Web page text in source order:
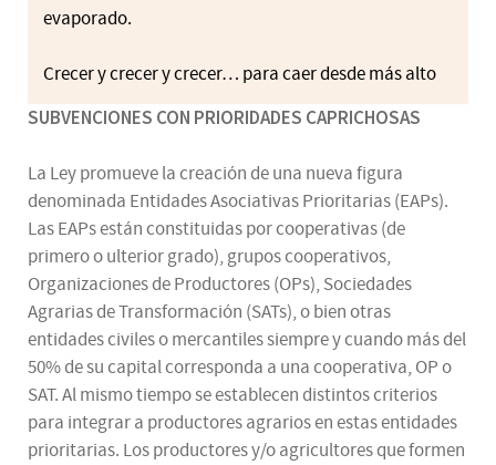
evaporado.
Crecer y crecer y crecer… para caer desde más alto
SUBVENCIONES CON PRIORIDADES CAPRICHOSAS
La Ley promueve la creación de una nueva figura
denominada Entidades Asociativas Prioritarias (EAPs).
Las EAPs están constituidas por cooperativas (de
primero o ulterior grado), grupos cooperativos,
Organizaciones de Productores (OPs), Sociedades
Agrarias de Transformación (SATs), o bien otras
entidades civiles o mercantiles siempre y cuando más del
50% de su capital corresponda a una cooperativa, OP o
SAT. Al mismo tiempo se establecen distintos criterios
para integrar a productores agrarios en estas entidades
prioritarias. Los productores y/o agricultores que formen